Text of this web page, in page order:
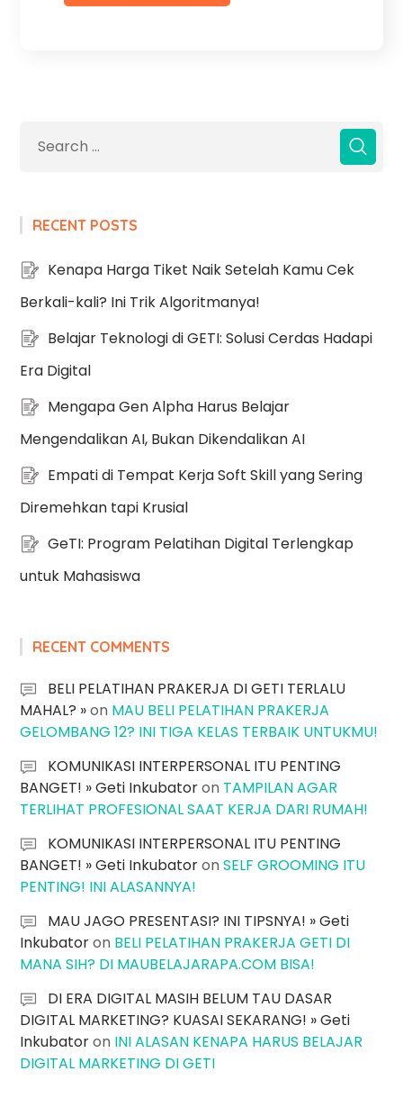
RECENT POSTS
Kenapa Harga Tiket Naik Setelah Kamu Cek
Berkali-kali? Ini Trik Algoritmanya!
Belajar Teknologi di GETI: Solusi Cerdas Hadapi
Era Digital
Mengapa Gen Alpha Harus Belajar
Mengendalikan AI, Bukan Dikendalikan AI
Empati di Tempat Kerja Soft Skill yang Sering
Diremehkan tapi Krusial
GeTI: Program Pelatihan Digital Terlengkap
untuk Mahasiswa
RECENT COMMENTS
BELI PELATIHAN PRAKERJA DI GETI TERLALU
MAHAL? »on MAU BELI PELATIHAN PRAKERJA
GELOMBANG 12? INI TIGA KELAS TERBAIK UNTUKMU!
KOMUNIKASI INTERPERSONAL ITU PENTING
BANGET! » Geti Inkubatoron TAMPILAN AGAR
TERLIHAT PROFESIONAL SAAT KERJA DARI RUMAH!
KOMUNIKASI INTERPERSONAL ITU PENTING
BANGET! » Geti InkubatoronSELF GROOMING ITU
PENTING! INI ALASANNYA!
MAU JAGO PRESENTASI? INI TIPSNYA! » Geti
Inkubatoron BELI PELATIHAN PRAKERJA GETI DI
MANA SIH? DI MAUBELAJARAPA.COM BISA!
DI ERA DIGITAL MASIH BELUM TAU DASAR
DIGITAL MARKETING? KUASAI SEKARANG! » Geti
Inkubatoron INI ALASAN KENAPA HARUS BELAJAR
DIGITAL MARKETING DI GETI